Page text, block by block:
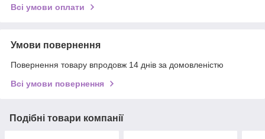
Всі умови оплати
Умови повернення
Повернення товару впродовж 14 днів за домовленістю
Всі умови повернення
Подібні товари компанії